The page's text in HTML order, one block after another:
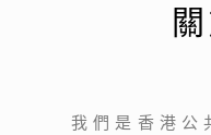
我 們 是 香 港 公